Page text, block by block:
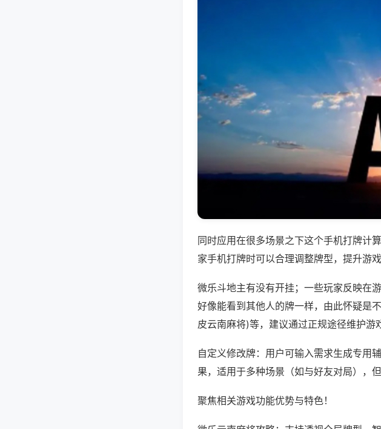
同时应用在很多场景之下这个手机打牌计
家手机打牌时可以合理调整牌型，提升游
微乐斗地主有没有开挂；一些玩家反映在
好像能看到其他人的牌一样，由此怀疑是
皮云南麻将)等，建议通过正规途径维护游
自定义修改牌：用户可输入需求生成专用
果，适用于多种场景（如与好友对局），
聚焦相关游戏功能优势与特色！